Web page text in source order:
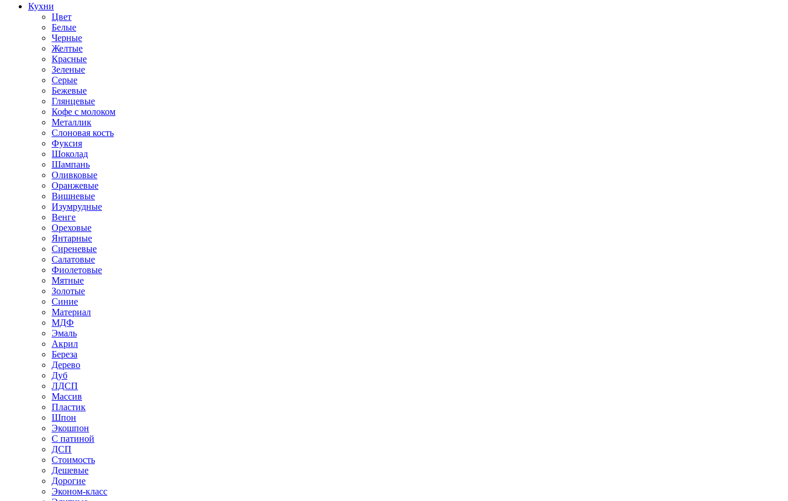
Кухни
Цвет
Белые
Черные
Желтые
Красные
Зеленые
Серые
Бежевые
Глянцевые
Кофе с молоком
Металлик
Слоновая кость
Фуксия
Шоколад
Шампань
Оливковые
Оранжевые
Вишневые
Изумрудные
Венге
Ореховые
Янтарные
Сиреневые
Салатовые
Фиолетовые
Мятные
Золотые
Синие
Материал
МДФ
Эмаль
Акрил
Береза
Дерево
Дуб
ЛДСП
Массив
Пластик
Шпон
Экошпон
С патиной
ДСП
Стоимость
Дешевые
Дорогие
Эконом-класс